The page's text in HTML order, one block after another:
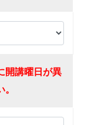
開講曜日が異